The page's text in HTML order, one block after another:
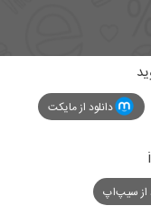
دانلود از مایکت
از سیپ‌اپ